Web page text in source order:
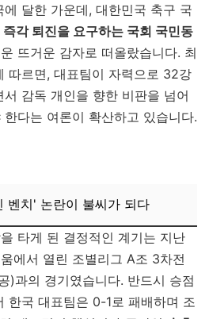
달한 가운데, 대한민국 축구 국
각 퇴진을 요구하는 국회 국민동
뜨거운 감자로 떠올랐습니다. 최
따르면, 대표팀이 자력으로 32강
감독 개인을 향한 비판을 넘어
다는 여론이 확산하고 있습니다.
벤치' 논란이 불씨가 되다
타게 된 결정적인 계기는 지난
에서 열린 조별리그 A조 3차전
)과의 경기였습니다. 반드시 승점
한국 대표팀은 0-1로 패배하며 조